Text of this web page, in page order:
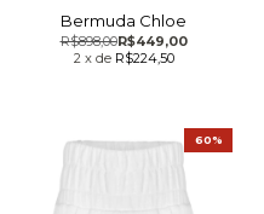
Bermuda Chloe
R$449,00
R$898,00
2 x de R$224,50
60%